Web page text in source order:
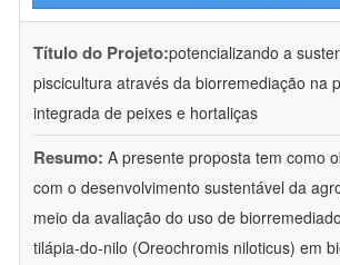
Título do Projeto:potencializando a
piscicultura através da biorremediação na
integrada de peixes e hortaliças
Resumo: A presente proposta tem como
com o desenvolvimento sustentável da
meio da avaliação do uso de
tilápia-do-nilo (Oreochromis niloticus) em